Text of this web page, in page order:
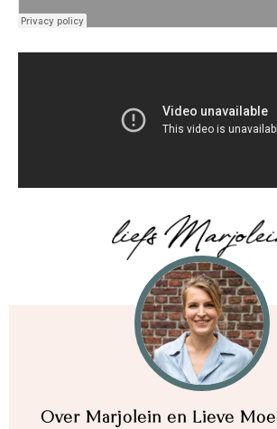
Over Marjolein en Lieve